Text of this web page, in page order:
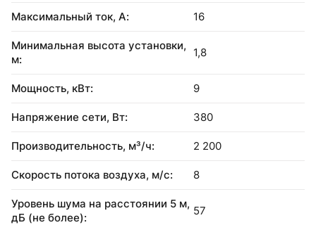
Максимальный ток, А: 16
Минимальная высота установки,
м:
1,8
Мощность, кВт: 9
Напряжение сети, Вт: 380
Производительность, м³/ч: 2 200
Скорость потока воздуха, м/с: 8
Уровень шума на расстоянии 5 м,
дБ (не более):
57